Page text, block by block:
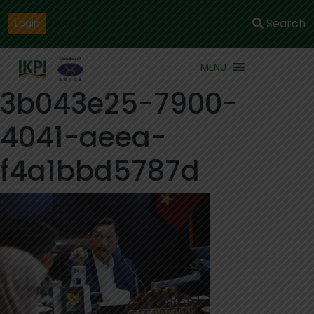
Login Search
MENU
3b043e25-7900-
4041-aeea-
f4a1bbd5787d